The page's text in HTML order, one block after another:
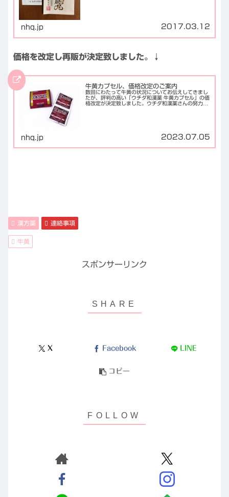
nhq.jp 2017.03.12
価格を改定し再販が決定致しました。↓
牛黄カプセル、価格改定のご案内
数回にわたって牛黄の状況についてお伝えしてきまし
たが、評判の高い「ウチダ和漢薬 牛黄カプセル」の価
格改定が決定致しました。ウチダ和漢薬さんの努力に
nhq.jp 2023.07.05
漢方薬 連絡事項
牛黄
スポンサーリンク
X Facebook LINE
コピー